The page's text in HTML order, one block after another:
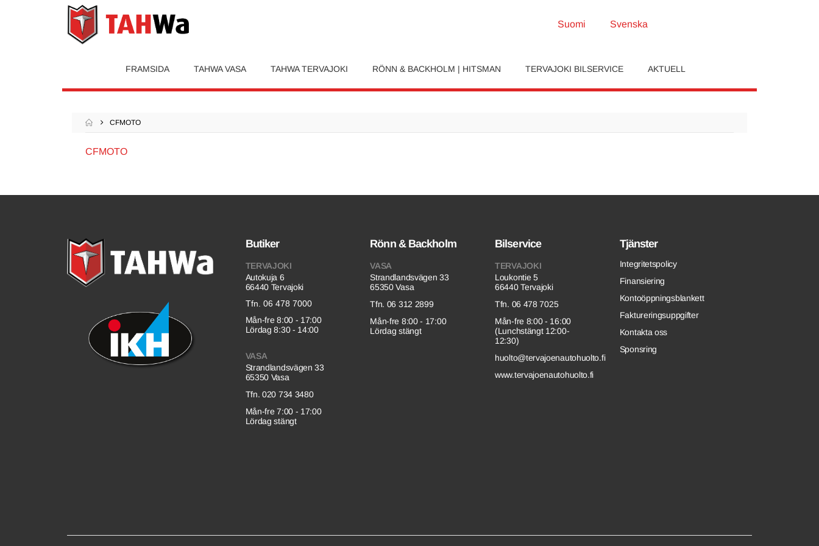
Suomi Svenska
FRAMSIDA TAHWA VASA TAHWA TERVAJOKI RÖNN & BACKHOLM | HITSMAN TERVAJOKI BILSERVICE AKTUELL
CFMOTO
CFMOTO
Butiker
TERVAJOKI
Autokuja 6
66440 Tervajoki
Tfn. 06 478 7000
Mån-fre 8:00 - 17:00
Lördag 8:30 - 14:00
VASA
Strandlandsvägen 33
65350 Vasa
Tfn. 020 734 3480
Mån-fre 7:00 - 17:00
Lördag stängt
Rönn & Backholm
VASA
Strandlandsvägen 33
65350 Vasa
Tfn. 06 312 2899
Mån-fre 8:00 - 17:00
Lördag stängt
Bilservice
TERVAJOKI
Loukontie 5
66440 Tervajoki
Tfn. 06 478 7025
Mån-fre 8:00 - 16:00
(Lunchstängt 12:00-
12:30)
huolto@tervajoenautohuolto.fi
www.tervajoenautohuolto.fi
Tjänster
Integritetspolicy
Finansiering
Kontoöppningsblankett
Faktureringsuppgifter
Kontakta oss
Sponsring